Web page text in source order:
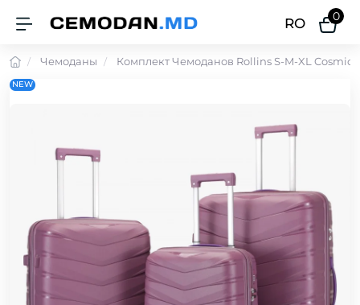
RO 0
Чемоданы Комплект Чемоданов Rollins S-M-XL Cosmic
NEW